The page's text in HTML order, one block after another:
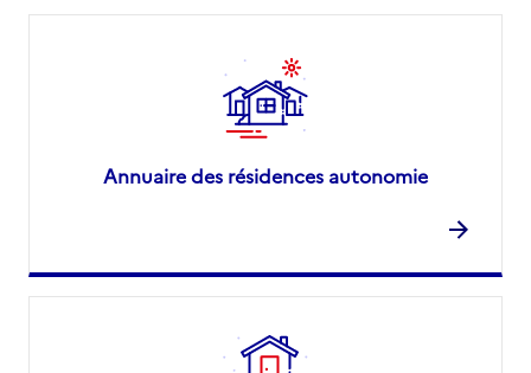
Annuaire des résidences autonomie